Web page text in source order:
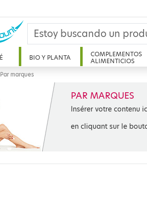
BIO Y PLANTA
COMPLEMENTOS
ALIMENTICIOS
Par marques
PAR MARQUES
Insérer votre contenu
en cliquant sur le